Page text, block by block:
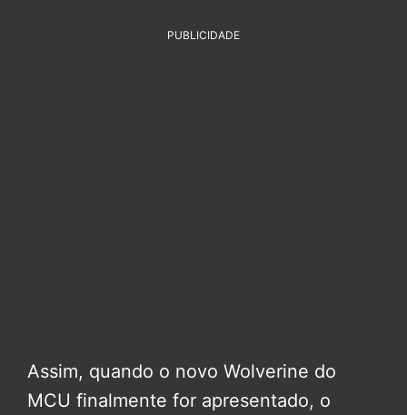
PUBLICIDADE
Assim, quando o novo Wolverine do
MCU finalmente for apresentado, o